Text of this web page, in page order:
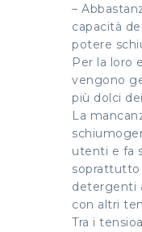
–
capacità
potere
Per la loro
vengono
più dolci
La
utenti e fa
detergenti
con altri
Tra i